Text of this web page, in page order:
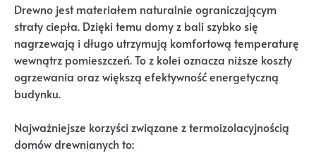
Drewno jest materiałem naturalnie ograniczającym
straty ciepła. Dzięki temu domy z bali szybko się
nagrzewają i długo utrzymują komfortową temperaturę
wewnątrz pomieszczeń. To z kolei oznacza niższe koszty
ogrzewania oraz większą efektywność energetyczną
budynku.
Najważniejsze korzyści związane z termoizolacyjnością
domów drewnianych to: